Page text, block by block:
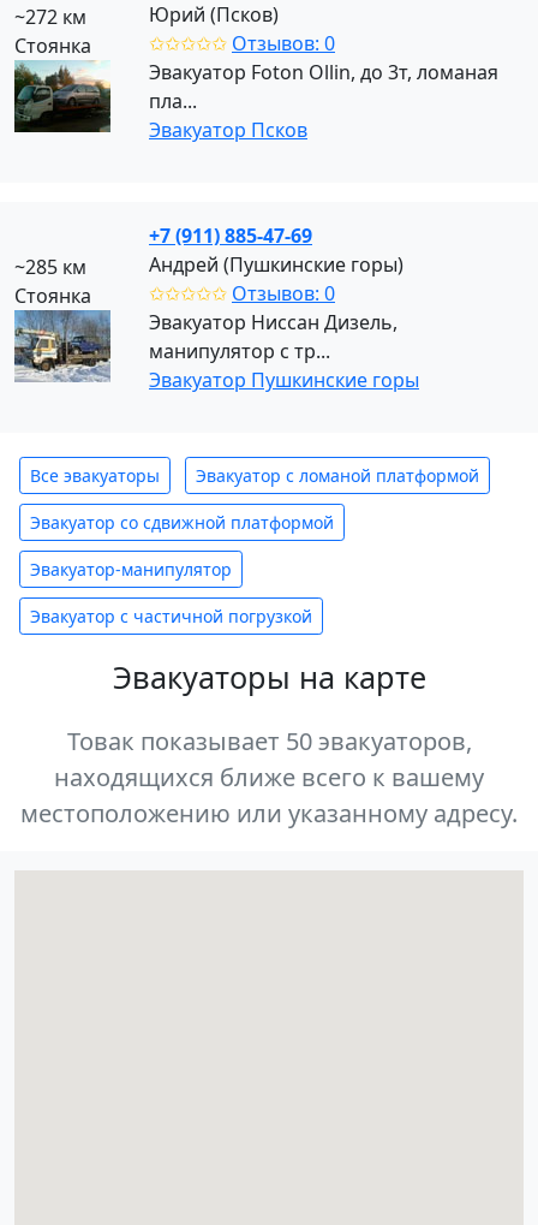
~272 км
Стоянка
Юрий (Псков)
✩✩✩✩✩ Отзывов: 0
Эвакуатор Foton Ollin, до 3т, ломаная
пла...
Эвакуатор Псков
~285 км
Стоянка
+7 (911) 885-47-69
Андрей (Пушкинские горы)
✩✩✩✩✩ Отзывов: 0
Эвакуатор Ниссан Дизель,
манипулятор с тр...
Эвакуатор Пушкинские горы
Все эвакуаторы Эвакуатор с ломаной платформой
Эвакуатор со сдвижной платформой
Эвакуатор-манипулятор
Эвакуатор с частичной погрузкой
Эвакуаторы на карте
Товак показывает 50 эвакуаторов,
находящихся ближе всего к вашему
местоположению или указанному адресу.